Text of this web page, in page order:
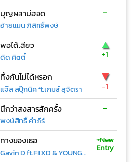
บุญผลาบ่ฮอด
อ้ายแมน ภิสิทธิ์พงษ์
-
พอได้เสียว
ดิด คิตตี้
▲
+1
ทิ้งกันไม่ได้หรอก
แจ๊ส สปุ๊กนิค ft.เกมส์ สุจิตรา
▼
-1
นึกว่าสงสารสักครั้ง
พงษ์สิทธิ์ คำภีร์
-
ทางของเธอ
Gavin D ft.FIIXD & YOUNGOHM
+New
Entry